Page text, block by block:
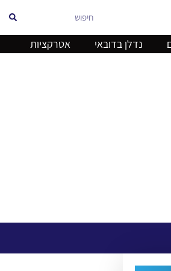
נדלן בדובאי אטרקציות